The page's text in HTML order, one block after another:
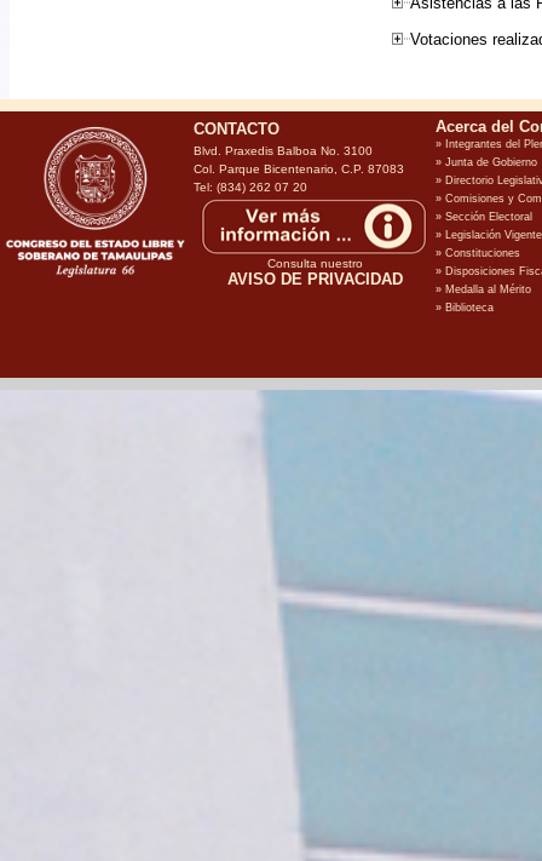
Votaciones
CONTACTO
Blvd. Praxedis Balboa No. 3100
Col. Parque Bicentenario, C.P. 87083
Tel: (834) 262 07 20
Consulta nuestro
AVISO DE PRIVACIDAD